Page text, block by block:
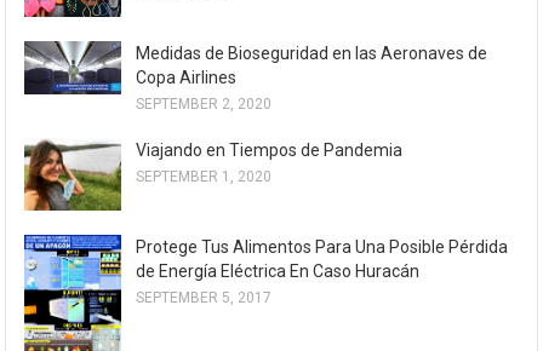
Medidas de Bioseguridad en las Aeronaves de
Copa Airlines
SEPTEMBER 2, 2020
Viajando en Tiempos de Pandemia
SEPTEMBER 1, 2020
Protege Tus Alimentos Para Una Posible Pérdida
de Energía Eléctrica En Caso Huracán
SEPTEMBER 5, 2017